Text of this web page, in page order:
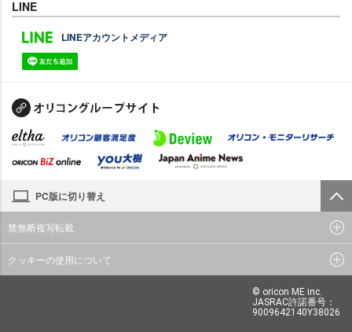
LINE
LINEアカウントメディア
PC版に切り替え
禁無断複写転載
クッキーの使用について
© oricon ME inc.
JASRAC許諾番号：
9009642140Y38026